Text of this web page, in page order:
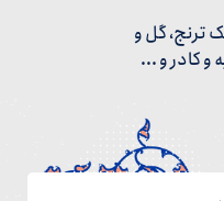
ترنج، گل و
و کادر و ...